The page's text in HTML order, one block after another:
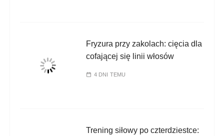
Fryzura przy zakolach: cięcia dla
cofającej się linii włosów
4 DNI TEMU
Trening siłowy po czterdziestce: